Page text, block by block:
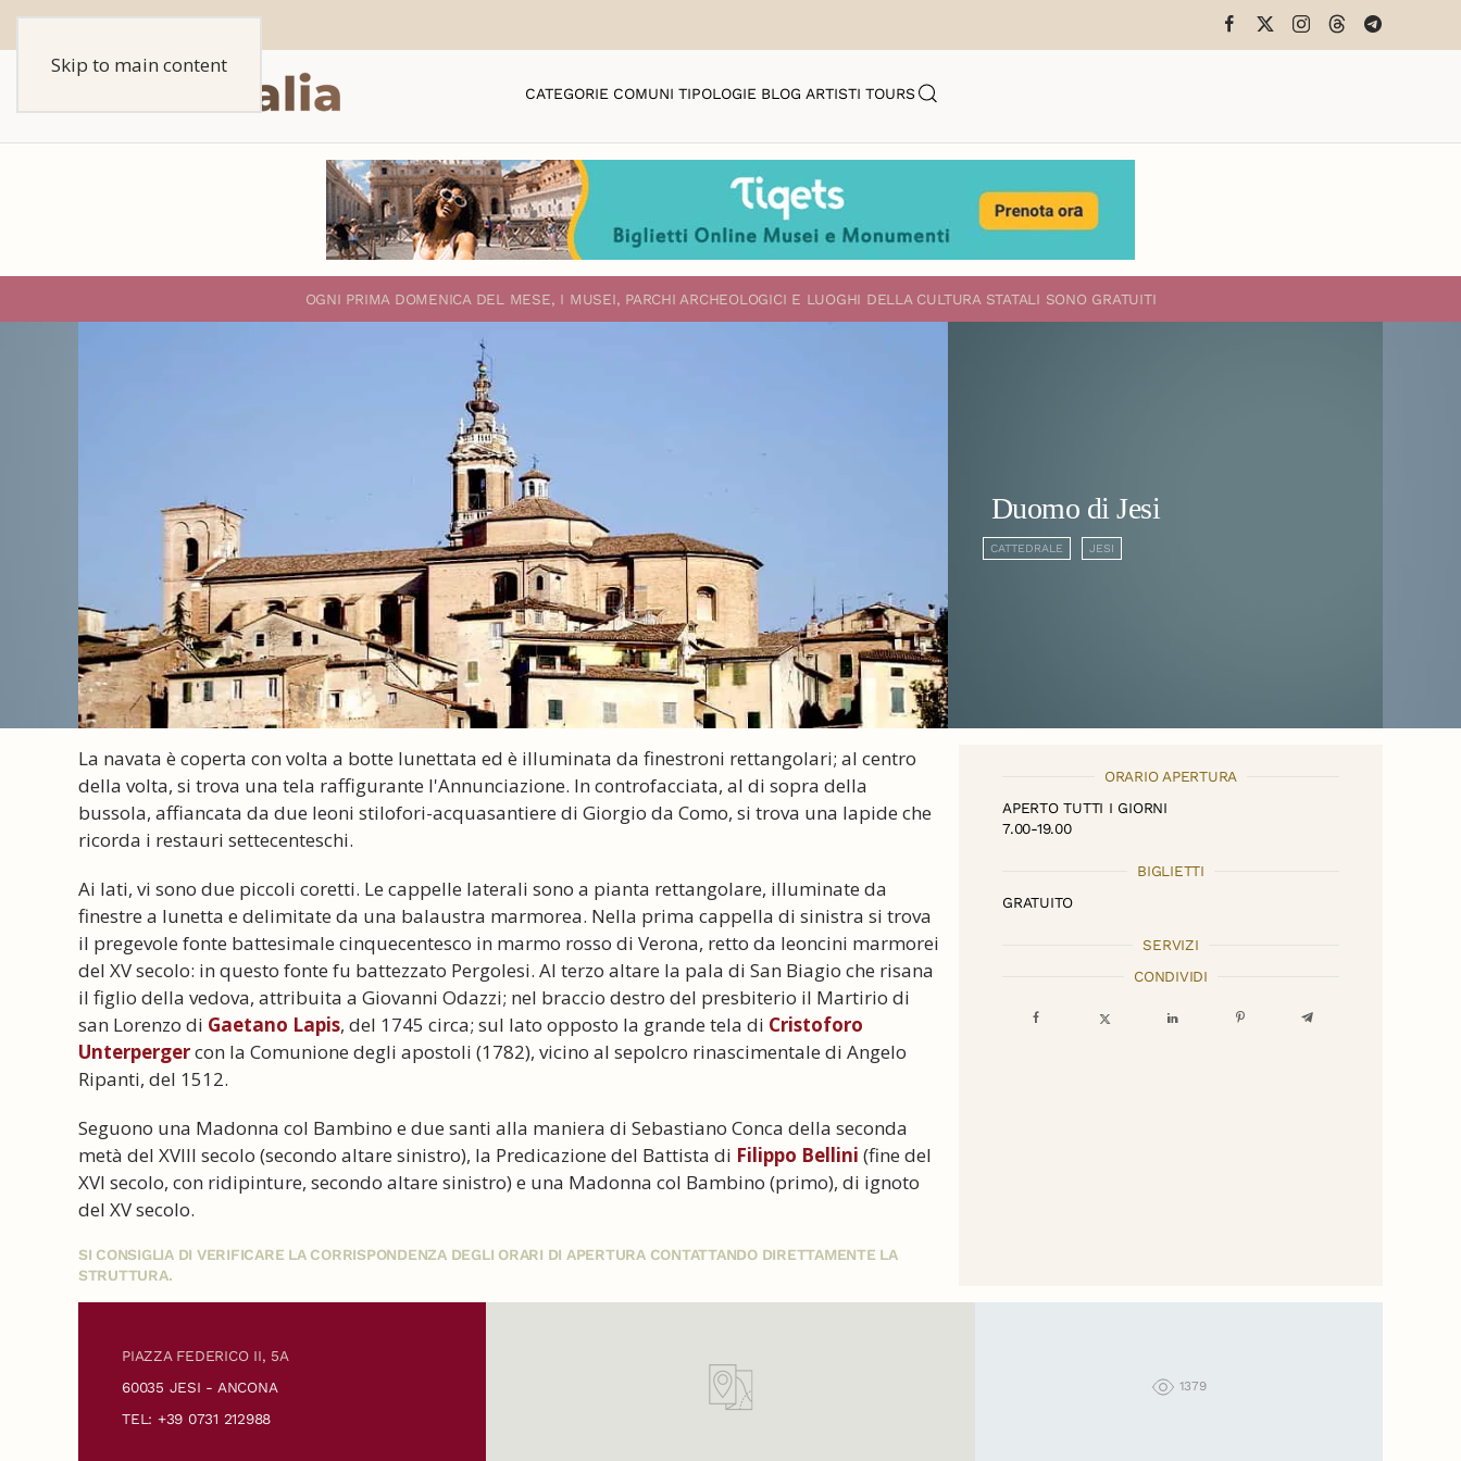
Skip to main content
CATEGORIE COMUNI TIPOLOGIE BLOG ARTISTI TOURS
OGNI PRIMA DOMENICA DEL MESE, I MUSEI, PARCHI ARCHEOLOGICI E LUOGHI DELLA CULTURA STATALI SONO GRATUITI
Duomo di Jesi
CATTEDRALE JESI
La navata è coperta con volta a botte lunettata ed è illuminata da finestroni rettangolari; al centro
della volta, si trova una tela raffigurante l'Annunciazione. In controfacciata, al di sopra della
bussola, affiancata da due leoni stilofori-acquasantiere di Giorgio da Como, si trova una lapide che
ricorda i restauri settecenteschi.
Ai lati, vi sono due piccoli coretti. Le cappelle laterali sono a pianta rettangolare, illuminate da
finestre a lunetta e delimitate da una balaustra marmorea. Nella prima cappella di sinistra si trova
il pregevole fonte battesimale cinquecentesco in marmo rosso di Verona, retto da leoncini marmorei
del XV secolo: in questo fonte fu battezzato Pergolesi. Al terzo altare la pala di San Biagio che risana
il figlio della vedova, attribuita a Giovanni Odazzi; nel braccio destro del presbiterio il Martirio di
san Lorenzo di Gaetano Lapis, del 1745 circa; sul lato opposto la grande tela di Cristoforo
Unterpergercon la Comunione degli apostoli (1782), vicino al sepolcro rinascimentale di Angelo
Ripanti, del 1512.
Seguono una Madonna col Bambino e due santi alla maniera di Sebastiano Conca della seconda
metà del XVIII secolo (secondo altare sinistro), la Predicazione del Battista di Filippo Bellini (fine del
XVI secolo, con ridipinture, secondo altare sinistro) e una Madonna col Bambino (primo), di ignoto
del XV secolo.
SI CONSIGLIA DI VERIFICARE LA CORRISPONDENZA DEGLI ORARI DI APERTURA CONTATTANDO DIRETTAMENTE LA
STRUTTURA.
ORARIO APERTURA
APERTO TUTTI I GIORNI
7.00-19.00
BIGLIETTI
GRATUITO
SERVIZI
CONDIVIDI
PIAZZA FEDERICO II, 5A
60035 JESI - ANCONA
TEL: +39 0731 212988
1379